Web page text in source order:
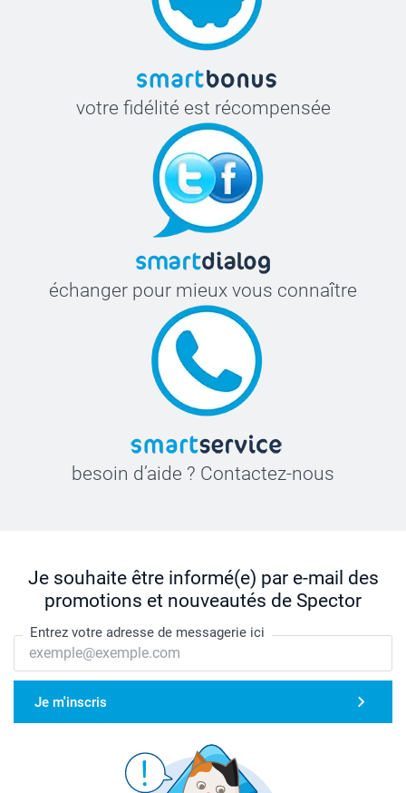
votre fidélité est récompensée
échanger pour mieux vous connaître
besoin d’aide ? Contactez-nous
Je souhaite être informé(e) par e-mail des
promotions et nouveautés de Spector
Entrez votre adresse de messagerie ici
Je m'inscris